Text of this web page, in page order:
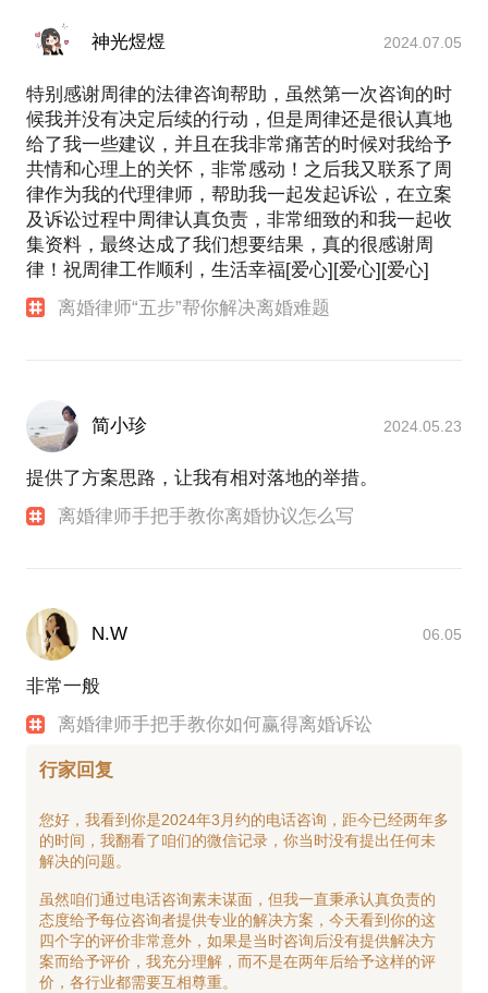
神光煜煜 2024.07.05
特别感谢周律的法律咨询帮助，虽然第一次咨询的时
候我并没有决定后续的行动，但是周律还是很认真地
给了我一些建议，并且在我非常痛苦的时候对我给予
共情和心理上的关怀，非常感动！之后我又联系了周
律作为我的代理律师，帮助我一起发起诉讼，在立案
及诉讼过程中周律认真负责，非常细致的和我一起收
集资料，最终达成了我们想要结果，真的很感谢周
律！祝周律工作顺利，生活幸福[爱心][爱心][爱心]
离婚律师“五步”帮你解决离婚难题
简小珍 2024.05.23
提供了方案思路，让我有相对落地的举措。
离婚律师手把手教你离婚协议怎么写
N.W 06.05
非常一般
离婚律师手把手教你如何赢得离婚诉讼
行家回复
您好，我看到你是2024年3月约的电话咨询，距今已经两年多
的时间，我翻看了咱们的微信记录，你当时没有提出任何未
解决的问题。
虽然咱们通过电话咨询素未谋面，但我一直秉承认真负责的
态度给予每位咨询者提供专业的解决方案，今天看到你的这
四个字的评价非常意外，如果是当时咨询后没有提供解决方
案而给予评价，我充分理解，而不是在两年后给予这样的评
价，各行业都需要互相尊重。